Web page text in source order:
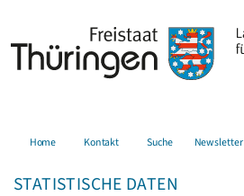
Home Kontakt Suche Newsletter
STATISTISCHE DATEN